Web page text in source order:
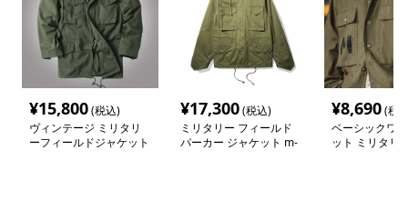
¥15,800(税込)
ヴィンテージ ミリタリ
ーフィールドジャケット
¥17,300(税込)
ミリタリー フィールド
パーカー ジャケット m-
¥8,690(税
ベーシックワ
ット ミリタリ